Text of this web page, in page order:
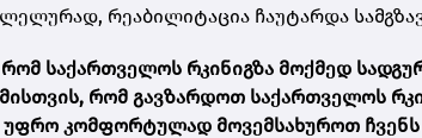
რეაბილიტაცია ჩაუტარდა
საქართველოს რკინიგზა მოქმედ
რომ გავზარდოთ საქართველოს
კომფორტულად მოვემსახუროთ ჩვენს